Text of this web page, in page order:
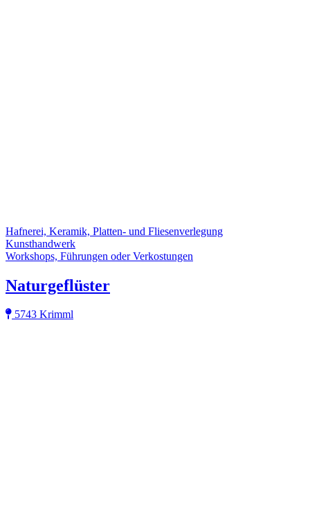
Hafnerei, Keramik, Platten- und Fliesenverlegung
Kunsthandwerk
Workshops, Führungen oder Verkostungen
Naturgeflüster
5743 Krimml